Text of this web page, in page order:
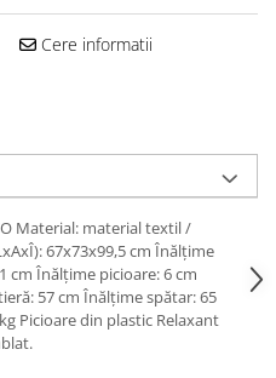
Cere informatii
Material: material textil /
67x73x99,5 cm Înălţime
cm Înălţime picioare: 6 cm
57 cm Înălţime spătar: 65
Picioare din plastic Relaxant